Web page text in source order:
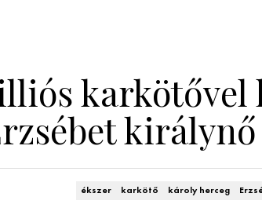
karkötővel
ékszer karkötő károly herceg